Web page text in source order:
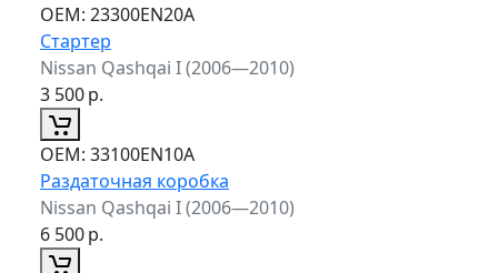
ОЕМ: 23300EN20A
Стартер
Nissan Qashqai I (2006—2010)
3 500р.
ОЕМ: 33100EN10A
Раздаточная коробка
Nissan Qashqai I (2006—2010)
6 500р.